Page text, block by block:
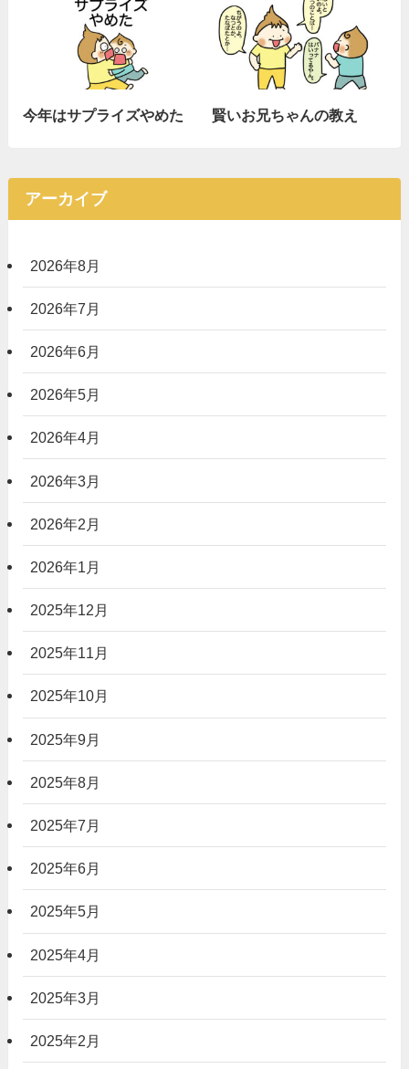
今年はサプライズやめた 賢いお兄ちゃんの教え
アーカイブ
2026年8月
2026年7月
2026年6月
2026年5月
2026年4月
2026年3月
2026年2月
2026年1月
2025年12月
2025年11月
2025年10月
2025年9月
2025年8月
2025年7月
2025年6月
2025年5月
2025年4月
2025年3月
2025年2月